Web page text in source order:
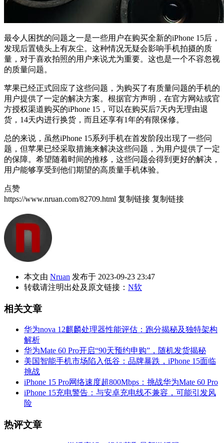
最令人困扰的问题之一是一些用户在购买全新的iPhone 15后，
发现后置镜头上有灰尘。这种情况无疑会影响手机拍摄的质
量，对于喜欢拍照的用户来说尤为重要。这也是一个不容忽视
的质量问题。
苹果已经正式回应了这些问题，为购买了有质量问题的手机的
用户提供了一定的解决方案。根据官方声明，在官方网站或官
方授权渠道购买的iPhone 15，可以在购买后7天内无理由退
货，14天内进行换货，而且还享有1年的有限保修。
总的来说，虽然iPhone 15系列手机在首发阶段出现了一些问
题，但苹果已经采取措施来解决这些问题，为用户提供了一定
的保障。希望随着时间的推移，这些问题会得到更好的解决，
用户能够享受到他们期望的高质量手机体验。
点赞
https://www.nruan.com/82709.html 复制链接 复制链接
本文由 Nruan 发布于 2023-09-23 23:47
转载请注明出处及原文链接： N软
相关文章
华为nova 12麒麟处理器性能评估：跑分揭秘及独特架构
解析
华为Mate 60 Pro开启“90天预约申购”，随机发货揭秘
美国智能手机市场陷入低谷：品牌暴跌，iPhone 15面临
挑战
iPhone 15 Pro网络速度超800Mbps：挑战华为Mate 60 Pro
iPhone 15充电警告：与安卓充电线不兼容，可能引发风
险
热评文章